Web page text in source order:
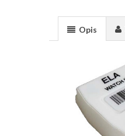
Opis